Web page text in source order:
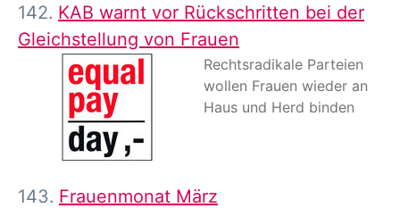
142. KAB warnt vor Rückschritten bei der
Gleichstellung von Frauen
Rechtsradikale Parteien
wollen Frauen wieder an
Haus und Herd binden
143. Frauenmonat März